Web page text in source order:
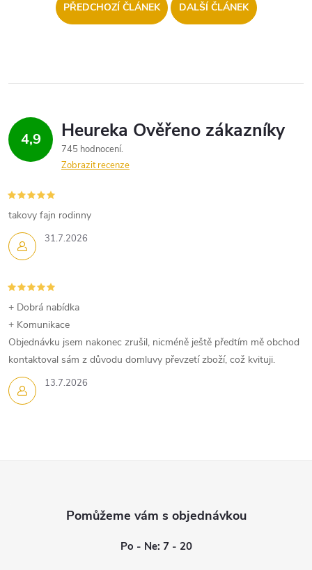
PŘEDCHOZÍ ČLÁNEK DALŠÍ ČLÁNEK
4,9
745 hodnocení
Zobrazit recenze
31.7.2026
takovy fajn rodinny
13.7.2026
+ Dobrá nabídka
+ Komunikace
Objednávku jsem nakonec zrušil, nicméně ještě předtím mě obchod
kontaktoval sám z důvodu domluvy převzetí zboží, což kvituji.